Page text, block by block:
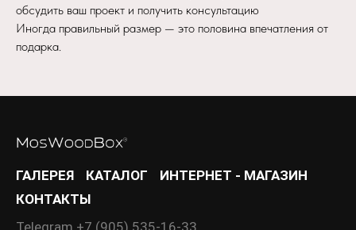
обсудить ваш проект и получить консультацию
Иногда правильный размер — это половина впечатления от
подарка.
ГАЛЕРЕЯ КАТАЛОГ
ИНТЕРНЕТ - МАГАЗИН
КОНТАКТЫ
Telegram +7 (905) 535-16-33